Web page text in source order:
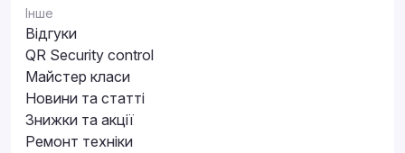
Інше
Відгуки
QR Security control
Майстер класи
Новини та статті
Знижки та акції
Ремонт техніки